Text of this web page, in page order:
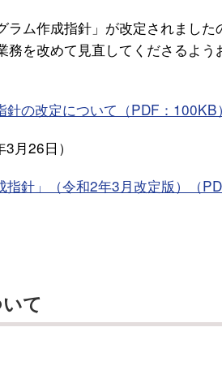
ム作成指針」が改定されました
を改めて見直してくださるよう
の改定について（PDF：100KB）
月26日）
針」（令和2年3月改定版）（
て